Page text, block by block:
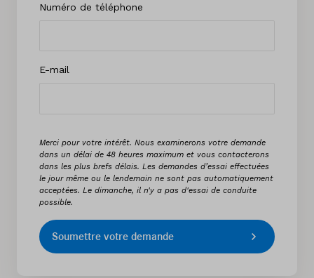
Numéro de téléphone
E-mail
Merci pour votre intérêt. Nous examinerons votre demande
dans un délai de 48 heures maximum et vous contacterons
dans les plus brefs délais. Les demandes d’essai effectuées
le jour même ou le lendemain ne sont pas automatiquement
acceptées. Le dimanche, il n'y a pas d'essai de conduite
possible.
Soumettre votre demande